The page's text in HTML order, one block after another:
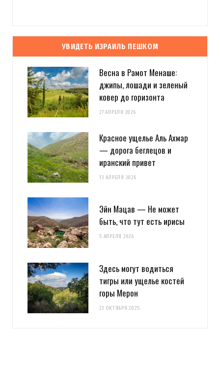
УВИДЕТЬ ИЗРАИЛЬ ПЕШКОМ
Весна в Рамот Менаше:
джипы, лошади и зеленый
ковер до горизонта
27 АПРЕЛЯ 2026
Красное ущелье Аль Ахмар
— дорога беглецов и
иранский привет
13 АПРЕЛЯ 2026
Эйн Мацав — Не может
быть, что тут есть ирисы
5 АПРЕЛЯ 2026
Здесь могут водиться
тигры или ущелье костей
горы Мерон
23 ОКТЯБРЯ 2025